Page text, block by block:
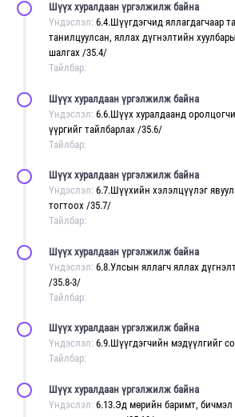
Шүүх хуралдаан үргэлжилж байна
Үндэслэл: 6.4.Шүүгдэгчид яллагдагчаар
танилцуулсан, яллах дүгнэлтийн
шалгах /35.4/
Тайлбар:
Шүүх хуралдаан үргэлжилж байна
Үндэслэл: 6.6.Шүүх хуралдаанд
үүргийг тайлбарлах /35.6/
Тайлбар:
Шүүх хуралдаан үргэлжилж байна
Үндэслэл: 6.7.Шүүхийн хэлэлцүүлэг
тогтоох /35.7/
Тайлбар:
Шүүх хуралдаан үргэлжилж байна
Үндэслэл: 6.8.Улсын яллагч яллах
/35.8-3/
Тайлбар:
Шүүх хуралдаан үргэлжилж байна
Үндэслэл: 6.9.Шүүгдэгчийн мэдүүлгийг
Тайлбар:
Шүүх хуралдаан үргэлжилж байна
Үндэслэл: 6.13.Эд мөрийн баримт,